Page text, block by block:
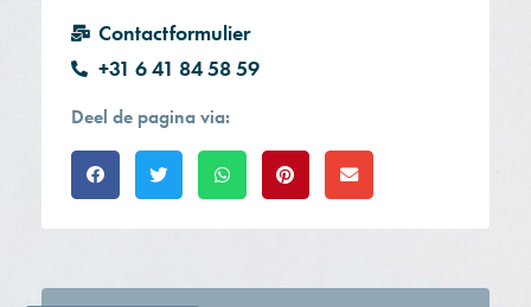
Contactformulier
+31 6 41 84 58 59
Deel de pagina via: